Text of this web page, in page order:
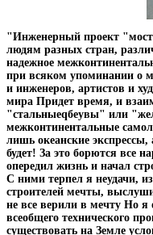
"Инженерный проект
людям разных стран,
надежное
при всяком упоминании о
и инженеров, артистов и
мира Придет время, и
"стальныеqбеувы" или
межконтинентальные
лишь океанские
будет! За это борются все
опередил жизнь и начал
С ними терпел я неудачи,
строителей мечты,
не все верили в мечту Но я
всеобщего технического
существовать на Земле